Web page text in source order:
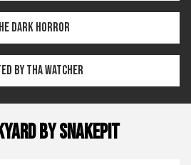
Dark Horror
by Tha Watcher
by SNAKEPIT